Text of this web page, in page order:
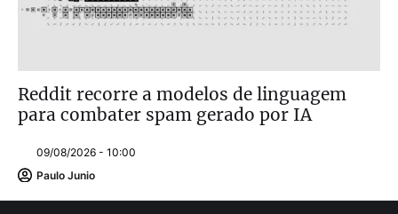
Reddit recorre a modelos de linguagem
para combater spam gerado por IA
09/08/2026 - 10:00
Paulo Junio